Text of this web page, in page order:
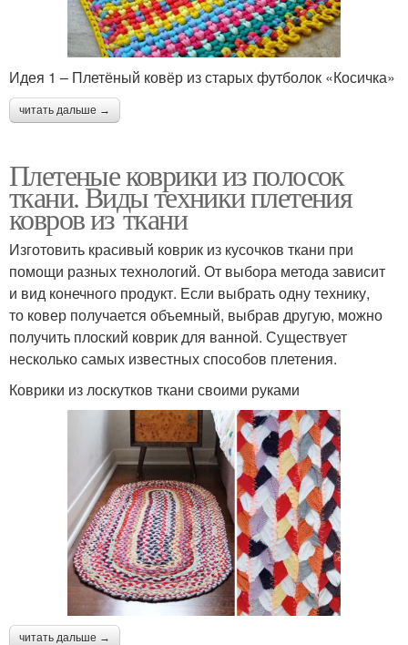
Идея 1 – Плетёный ковёр из старых футболок «Косичка»
читать дальше →
Плетеные коврики из полосок
ткани. Виды техники плетения
ковров из ткани
Изготовить красивый коврик из кусочков ткани при
помощи разных технологий. От выбора метода зависит
и вид конечного продукт. Если выбрать одну технику,
то ковер получается объемный, выбрав другую, можно
получить плоский коврик для ванной. Существует
несколько самых известных способов плетения.
Коврики из лоскутков ткани своими руками
читать дальше →